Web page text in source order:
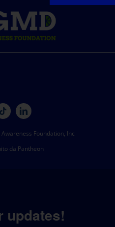
Foundation, Inc
da Pantheon
updates!